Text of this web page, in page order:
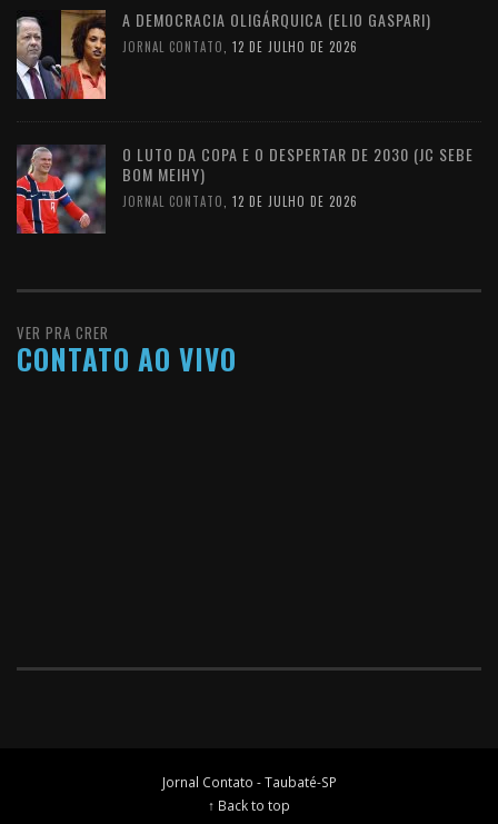
A DEMOCRACIA OLIGÁRQUICA (ELIO GASPARI)
JORNAL CONTATO, 12 DE JULHO DE 2026
O LUTO DA COPA E O DESPERTAR DE 2030 (JC SEBE
BOM MEIHY)
JORNAL CONTATO, 12 DE JULHO DE 2026
VER PRA CRER
CONTATO AO VIVO
Jornal Contato - Taubaté-SP
↑ Back to top